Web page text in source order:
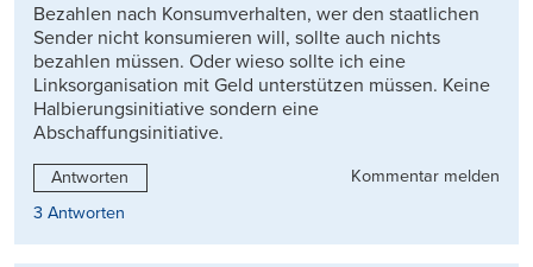
Bezahlen nach Konsumverhalten, wer den staatlichen
Sender nicht konsumieren will, sollte auch nichts
bezahlen müssen. Oder wieso sollte ich eine
Linksorganisation mit Geld unterstützen müssen. Keine
Halbierungsinitiative sondern eine
Abschaffungsinitiative.
Antworten
Kommentar melden
3 Antworten